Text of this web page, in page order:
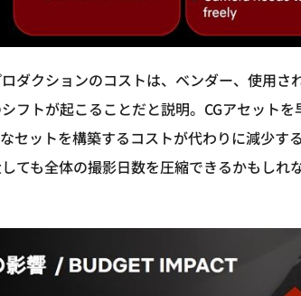
ダクションのコストは、ベンダー、使用さ
フトが起こることだと説明。CGアセット
セットを構築するコストが代わりに減少す
ても全体の撮影日数を圧縮できるかもしれ